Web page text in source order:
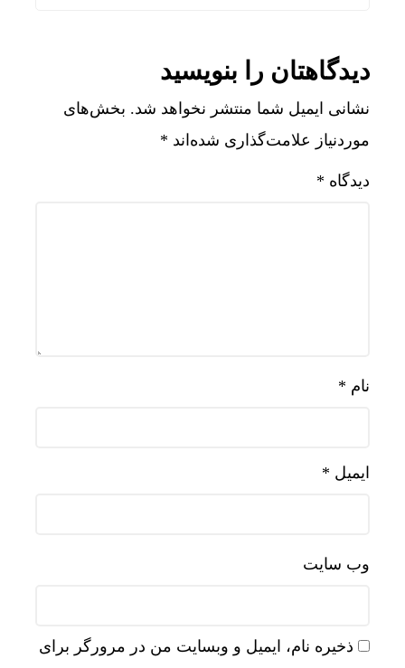
دیدگاهتان را بنویسید
نشانی ایمیل شما منتشر نخواهد شد. بخش‌های
موردنیاز علامت‌گذاری شده‌اند *
دیدگاه *
نام *
ایمیل *
وب‌ سایت
ذخیره نام، ایمیل و وبسایت من در مرورگر برای